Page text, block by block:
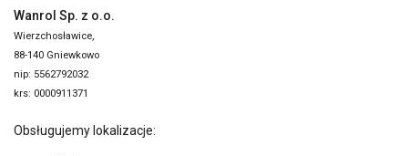
Wanrol Sp. z o.o.
Wierzchosławice,
88-140 Gniewkowo
nip: 5562792032
krs: 0000911371
Obsługujemy lokalizacje: